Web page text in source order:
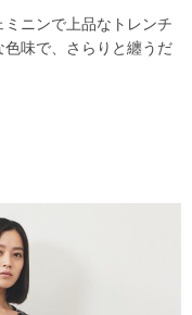
ニンで上品なトレンチ
味で、さらりと纏うだ